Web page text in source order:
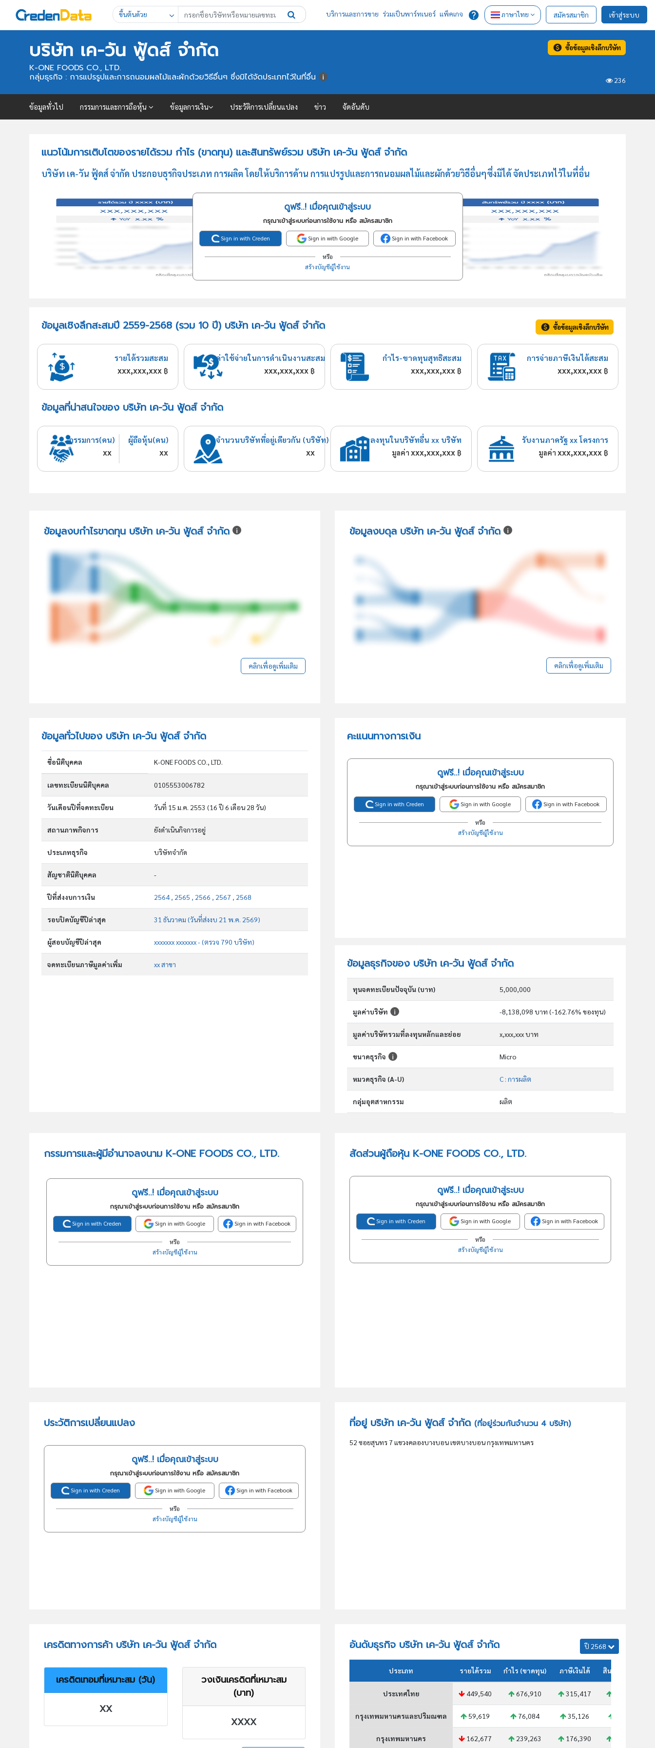
ขึ้นต้นด้วย บริการและการขาย ร่วมเป็นพาร์ทเนอร์ แพ็คเกจ ภาษาไทย สมัครสมาชิก เข้าสู่ระบบ
บริษัท เค-วัน ฟู้ดส์ จำกัด ซื้อข้อมูลเชิงลึกบริษัท
K-ONE FOODS CO., LTD.
236
กลุ่มธุรกิจ : การแปรรูปและการถนอมผลไม้และผักด้วยวิธีอื่นๆ ซึ่งมิได้จัดประเภทไว้ในที่อื่น
ข้อมูลทั่วไป กรรมการและการถือหุ้น ข้อมูลการเงิน ประวัติการเปลี่ยนแปลง ข่าว จัดอันดับ
แนวโน้มการเติบโตของรายได้รวม กำไร (ขาดทุน) และสินทรัพย์รวม บริษัท เค-วัน ฟู้ดส์ จำกัด
บริษัท เค-วัน ฟู้ดส์ จำกัด ประกอบธุรกิจประเภท การผลิต โดยให้บริการด้าน การแปรรูปและการถนอมผลไม้และผักด้วยวิธีอื่นๆซึ่งมิได้ จัดประเภทไว้ในที่อื่น
ดูฟรี..! เมื่อคุณเข้าสู่ระบบ
กรุณาเข้าสู่ระบบก่อนการใช้งาน หรือ สมัครสมาชิก
Sign in with Creden Sign in with Google Sign in with Facebook
หรือ
สร้างบัญชีผู้ใช้งาน
ข้อมูลเชิงลึกสะสมปี 2559-2568 (รวม 10 ปี) บริษัท เค-วัน ฟู้ดส์ จำกัด ซื้อข้อมูลเชิงลึกบริษัท
รายได้รวมสะสม
xxx,xxx,xxx ฿
ค่าใช้จ่ายในการดำเนินงานสะสม
xxx,xxx,xxx ฿
กำไร-ขาดทุนสุทธิสะสม
xxx,xxx,xxx ฿
การจ่ายภาษีเงินได้สะสม
xxx,xxx,xxx ฿
ข้อมูลที่น่าสนใจของ บริษัท เค-วัน ฟู้ดส์ จำกัด
กรรมการ(คน)
xx
ผู้ถือหุ้น(คน)
xx
จำนวนบริษัทที่อยู่เดียวกัน (บริษัท)
xx
ลงทุนในบริษัทอื่น xx บริษัท
มูลค่าxxx,xxx,xxx ฿
รับงานภาครัฐ xx โครงการ
มูลค่าxxx,xxx,xxx ฿
ข้อมูลงบกำไรขาดทุน บริษัท เค-วัน ฟู้ดส์ จำกัด
คลิกเพื่อดูเพิ่มเติม
ข้อมูลงบดุล บริษัท เค-วัน ฟู้ดส์ จำกัด
คลิกเพื่อดูเพิ่มเติม
ข้อมูลทั่วไปของ บริษัท เค-วัน ฟู้ดส์ จำกัด
ชื่อนิติบุคคล K-ONE FOODS CO., LTD.
เลขทะเบียนนิติบุคคล 0105553006782
วันเดือนปีที่จดทะเบียน วันที่ 15 ม.ค. 2553 (16 ปี 6 เดือน 28 วัน)
สถานภาพกิจการ ยังดำเนินกิจการอยู่
ประเภทธุรกิจ บริษัทจำกัด
สัญชาตินิติบุคคล -
ปีที่ส่งงบการเงิน 2564 , 2565 , 2566 , 2567 , 2568
รอบปิดบัญชีปีล่าสุด 31 ธันวาคม (วันที่ส่งงบ 21 พ.ค. 2569)
ผู้สอบบัญชีปีล่าสุด xxxxxxx xxxxxxx - (ตรวจ 790 บริษัท)
จดทะเบียนภาษีมูลค่าเพิ่ม xx สาขา
คะแนนทางการเงิน
ดูฟรี..! เมื่อคุณเข้าสู่ระบบ
กรุณาเข้าสู่ระบบก่อนการใช้งาน หรือ สมัครสมาชิก
Sign in with Creden Sign in with Google Sign in with Facebook
หรือ
สร้างบัญชีผู้ใช้งาน
ข้อมูลธุรกิจของ บริษัท เค-วัน ฟู้ดส์ จำกัด
ทุนจดทะเบียนปัจจุบัน (บาท) 5,000,000
มูลค่าบริษัท -8,138,098 บาท (-162.76% ของทุน)
มูลค่าบริษัทรวมที่ลงทุนหลักและย่อย x,xxx,xxx บาท
ขนาดธุรกิจ Micro
หมวดธุรกิจ (A-U) C : การผลิต
กลุ่มอุตสาหกรรม ผลิต
กรรมการและผู้มีอำนาจลงนาม K-ONE FOODS CO., LTD.
ดูฟรี..! เมื่อคุณเข้าสู่ระบบ
กรุณาเข้าสู่ระบบก่อนการใช้งาน หรือ สมัครสมาชิก
Sign in with Creden Sign in with Google Sign in with Facebook
หรือ
สร้างบัญชีผู้ใช้งาน
สัดส่วนผู้ถือหุ้น K-ONE FOODS CO., LTD.
ดูฟรี..! เมื่อคุณเข้าสู่ระบบ
กรุณาเข้าสู่ระบบก่อนการใช้งาน หรือ สมัครสมาชิก
Sign in with Creden Sign in with Google Sign in with Facebook
หรือ
สร้างบัญชีผู้ใช้งาน
ประวัติการเปลี่ยนแปลง
ดูฟรี..! เมื่อคุณเข้าสู่ระบบ
กรุณาเข้าสู่ระบบก่อนการใช้งาน หรือ สมัครสมาชิก
Sign in with Creden Sign in with Google Sign in with Facebook
หรือ
สร้างบัญชีผู้ใช้งาน
ที่อยู่ บริษัท เค-วัน ฟู้ดส์ จำกัด (ที่อยู่ร่วมกันจำนวน 4 บริษัท)
52 ซอยสุนทร 7 แขวงคลองบางบอน เขตบางบอน กรุงเทพมหานคร
เครดิตทางการค้า บริษัท เค-วัน ฟู้ดส์ จำกัด
เครดิตเทอมที่เหมาะสม (วัน)
XX
วงเงินเครดิตที่เหมาะสม
(บาท)
XXXX
อันดับธุรกิจ บริษัท เค-วัน ฟู้ดส์ จำกัด ปี 2568
ประเภท รายได้รวม กำไร (ขาดทุน) ภาษีเงินได้ สินทรัพย์รวม
ประเทศไทย 449,540 676,910 315,417
กรุงเทพมหานครและปริมณฑล 59,619 76,084 35,126
กรุงเทพมหานคร 162,677 239,263 176,390